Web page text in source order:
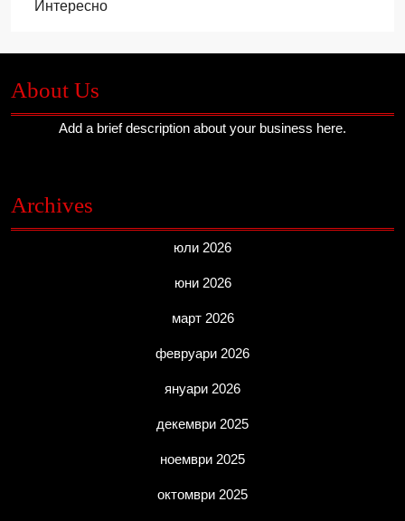
Интересно
About Us
Add a brief description about your business here.
Archives
юли 2026
юни 2026
март 2026
февруари 2026
януари 2026
декември 2025
ноември 2025
октомври 2025